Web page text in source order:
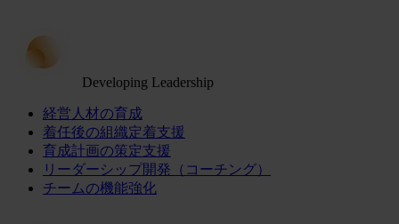
Developing Leadership
経営人材の育成
着任後の組織定着支援
育成計画の策定支援
リーダーシップ開発（コーチング）
チームの機能強化